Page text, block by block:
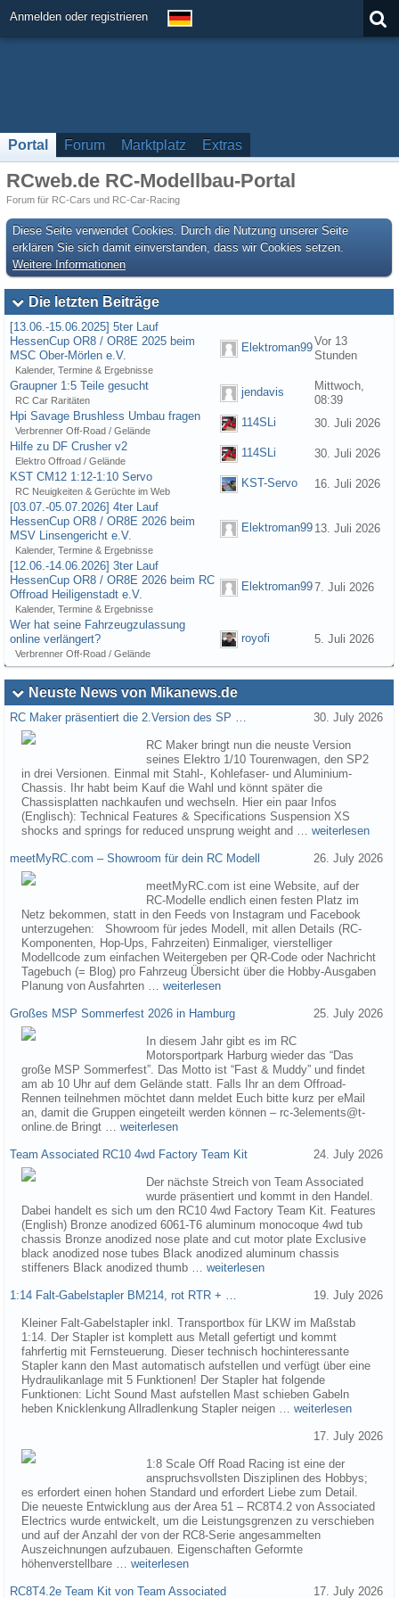
Anmelden oder registrieren
Portal Forum Marktplatz Extras
RCweb.de RC-Modellbau-Portal
Forum für RC-Cars und RC-Car-Racing
Diese Seite verwendet Cookies. Durch die Nutzung unserer Seite
erklären Sie sich damit einverstanden, dass wir Cookies setzen.
Weitere Informationen
Die letzten Beiträge
[13.06.-15.06.2025] 5ter Lauf
HessenCup OR8 / OR8E 2025 beim
MSC Ober-Mörlen e.V.
Kalender, Termine & Ergebnisse
Elektroman99Vor 13
Stunden
Graupner 1:5 Teile gesucht
RC Car Raritäten
jendavis
Mittwoch,
08:39
Hpi Savage Brushless Umbau fragen
Verbrenner Off-Road / Gelände
114SLi
30. Juli 2026
Hilfe zu DF Crusher v2
Elektro Offroad / Gelände
114SLi
30. Juli 2026
KST CM12 1:12-1:10 Servo
RC Neuigkeiten & Gerüchte im Web
KST-Servo
16. Juli 2026
[03.07.-05.07.2026] 4ter Lauf
HessenCup OR8 / OR8E 2026 beim
MSV Linsengericht e.V.
Kalender, Termine & Ergebnisse
Elektroman99 13. Juli 2026
[12.06.-14.06.2026] 3ter Lauf
HessenCup OR8 / OR8E 2026 beim RC
Offroad Heiligenstadt e.V.
Kalender, Termine & Ergebnisse
Elektroman997. Juli 2026
Wer hat seine Fahrzeugzulassung
online verlängert?
Verbrenner Off-Road / Gelände
royofi 5. Juli 2026
Neuste News von Mikanews.de
RC Maker präsentiert die 2.Version des SP … 30. July 2026
RC Maker bringt nun die neuste Version
seines Elektro 1/10 Tourenwagen, den SP2
in drei Versionen. Einmal mit Stahl-, Kohlefaser- und Aluminium-
Chassis. Ihr habt beim Kauf die Wahl und könnt später die
Chassisplatten nachkaufen und wechseln. Hier ein paar Infos
(Englisch): Technical Features & Specifications Suspension XS
shocks and springs for reduced unsprung weight and … weiterlesen
meetMyRC.com – Showroom für dein RC Modell 26. July 2026
meetMyRC.com ist eine Website, auf der
RC-Modelle endlich einen festen Platz im
Netz bekommen, statt in den Feeds von Instagram und Facebook
unterzugehen: Showroom für jedes Modell, mit allen Details (RC-
Komponenten, Hop-Ups, Fahrzeiten) Einmaliger, vierstelliger
Modellcode zum einfachen Weitergeben per QR-Code oder Nachricht
Tagebuch (= Blog) pro Fahrzeug Übersicht über die Hobby-Ausgaben
Planung von Ausfahrten … weiterlesen
Großes MSP Sommerfest 2026 in Hamburg 25. July 2026
In diesem Jahr gibt es im RC
Motorsportpark Harburg wieder das “Das
große MSP Sommerfest”. Das Motto ist “Fast & Muddy” und findet
am ab 10 Uhr auf dem Gelände statt. Falls Ihr an dem Offroad-
Rennen teilnehmen möchtet dann meldet Euch bitte kurz per eMail
an, damit die Gruppen eingeteilt werden können – rc-3elements@t-
online.de Bringt … weiterlesen
Team Associated RC10 4wd Factory Team Kit 24. July 2026
Der nächste Streich von Team Associated
wurde präsentiert und kommt in den Handel.
Dabei handelt es sich um den RC10 4wd Factory Team Kit. Features
(English) Bronze anodized 6061-T6 aluminum monocoque 4wd tub
chassis Bronze anodized nose plate and cut motor plate Exclusive
black anodized nose tubes Black anodized aluminum chassis
stiffeners Black anodized thumb … weiterlesen
1:14 Falt-Gabelstapler BM214, rot RTR + … 19. July 2026
Kleiner Falt-Gabelstapler inkl. Transportbox für LKW im Maßstab
1:14. Der Stapler ist komplett aus Metall gefertigt und kommt
fahrfertig mit Fernsteuerung. Dieser technisch hochinteressante
Stapler kann den Mast automatisch aufstellen und verfügt über eine
Hydraulikanlage mit 5 Funktionen! Der Stapler hat folgende
Funktionen: Licht Sound Mast aufstellen Mast schieben Gabeln
heben Knicklenkung Allradlenkung Stapler neigen … weiterlesen
17. July 2026
1:8 Scale Off Road Racing ist eine der
anspruchsvollsten Disziplinen des Hobbys;
es erfordert einen hohen Standard und erfordert Liebe zum Detail.
Die neueste Entwicklung aus der Area 51 – RC8T4.2 von Associated
Electrics wurde entwickelt, um die Leistungsgrenzen zu verschieben
und auf der Anzahl der von der RC8-Serie angesammelten
Auszeichnungen aufzubauen. Eigenschaften Geformte
höhenverstellbare … weiterlesen
RC8T4.2e Team Kit von Team Associated 17. July 2026